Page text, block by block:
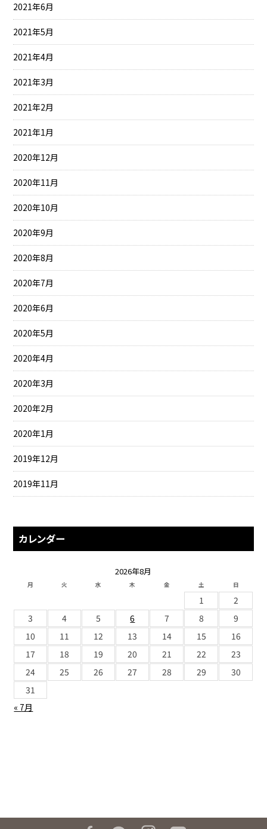
2021年6月
2021年5月
2021年4月
2021年3月
2021年2月
2021年1月
2020年12月
2020年11月
2020年10月
2020年9月
2020年8月
2020年7月
2020年6月
2020年5月
2020年4月
2020年3月
2020年2月
2020年1月
2019年12月
2019年11月
カレンダー
2026年8月
月 火 水 木 金 土 日
« 7月
1
2
3
4 5 6 7 8
9
10
11 12 13 14 15
16
17
18 19 20 21 22
23
24
25 26 27 28 29
30
31